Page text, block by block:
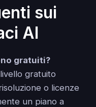
sui
AI
gratuiti?
gratuito
o licenze
un piano a